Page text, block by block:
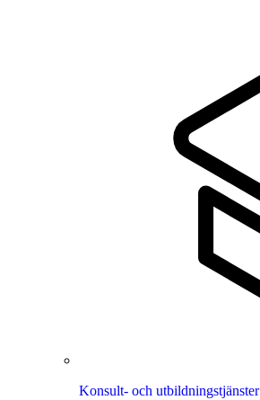
Konsult- och utbildningstjänster